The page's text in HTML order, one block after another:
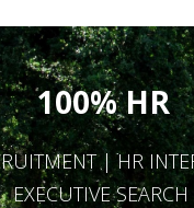
100% HR
| HR
EXECUTIVE SEARCH